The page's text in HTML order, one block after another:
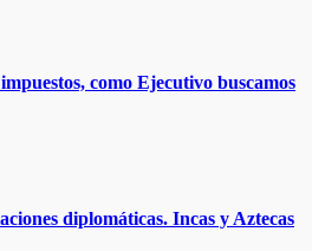
como Ejecutivo buscamos
diplomáticas. Incas y Aztecas